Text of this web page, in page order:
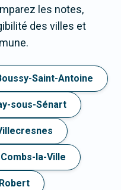
les notes,
des villes et
Saint-Antoine
sous-Sénart
Combs-la-Ville